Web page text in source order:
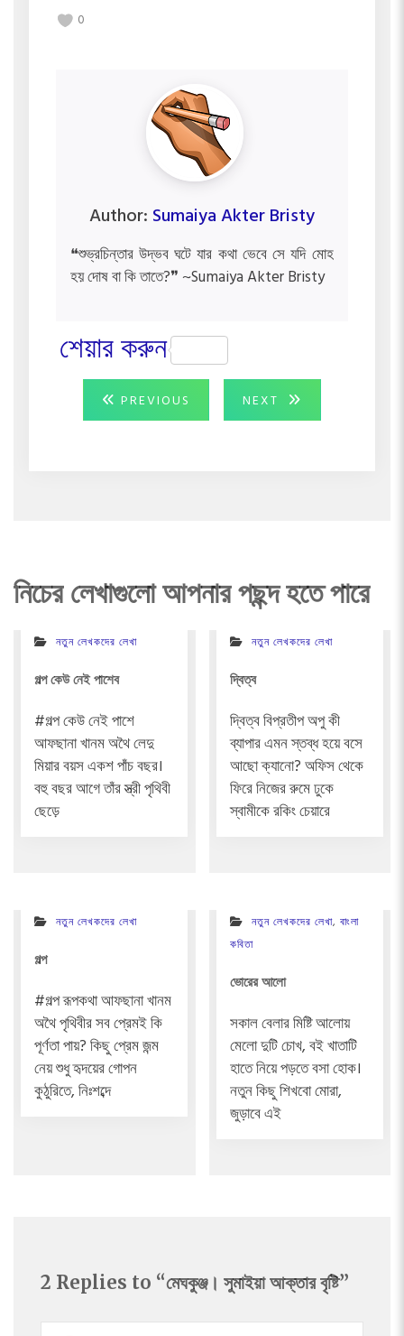
0
Author: Sumaiya Akter Bristy
❝শুভ্রচিন্তার উদ্ভব ঘটে যার কথা ভেবে সে যদি মোহ
হয় দোষ বা কি তাতে?❞ ~Sumaiya Akter Bristy
শেয়ার করুন
Post
navigation
PREVIOUS PREVIOUS
POST:
NEXT
NEXT
POST:
নিচের লেখাগুলো আপনার পছন্দ হতে পারে
নতুন লেখকদের লেখা
গল্প কেউ নেই পাশেব
#গল্প কেউ নেই পাশে
আফছানা খানম অথৈ লেদু
মিয়ার বয়স একশ পাঁচ বছর।
বহু বছর আগে তাঁর স্ত্রী পৃথিবী
ছেড়ে
নতুন লেখকদের লেখা
দ্বিত্ব
দ্বিত্ব বিপ্রতীপ অপু কী
ব্যাপার এমন স্তব্ধ হয়ে বসে
আছো ক্যানো? অফিস থেকে
ফিরে নিজের রুমে ঢুকে
স্বামীকে রকিং চেয়ারে
নতুন লেখকদের লেখা
গল্প
#গল্প রূপকথা আফছানা খানম
অথৈ পৃথিবীর সব প্রেমই কি
পূর্ণতা পায়? কিছু প্রেম জন্ম
নেয় শুধু হৃদয়ের গোপন
কুঠুরিতে, নিঃশব্দে
নতুন লেখকদের লেখা, বাংলা
কবিতা
ভোরের আলো
সকাল বেলার মিষ্টি আলোয়
মেলো দুটি চোখ, বই খাতাটি
হাতে নিয়ে পড়তে বসা হোক।
নতুন কিছু শিখবো মোরা,
জুড়াবে এই
2 Replies to “মেঘকুঞ্জ। সুমাইয়া আক্তার বৃষ্টি”